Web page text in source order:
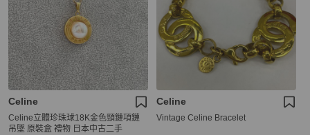
Celine
Celine立體珍珠球18K金色頸鏈項鏈
吊墜 原裝盒 禮物 日本中古二手
Celine
Vintage Celine Bracelet